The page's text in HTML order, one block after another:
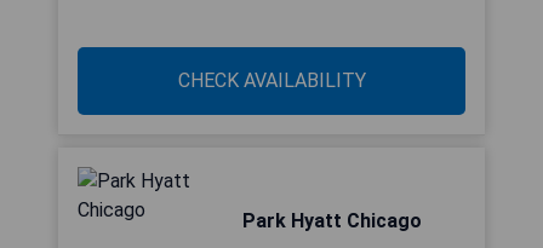
CHECK AVAILABILITY
Park Hyatt Chicago